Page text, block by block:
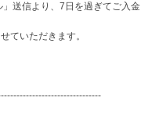
送信より、7日を過ぎてご入
ていただきます。